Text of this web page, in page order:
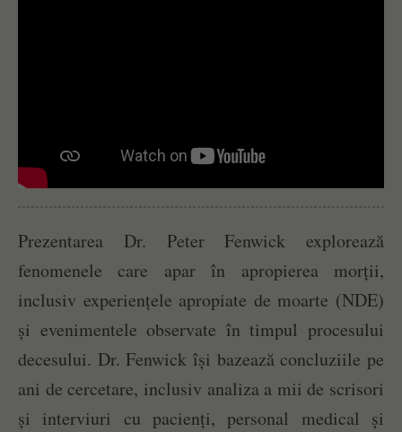
Prezentarea Dr. Peter Fenwick explorează
fenomenele care apar în apropierea morții,
inclusiv experiențele apropiate de moarte (NDE)
și evenimentele observate în timpul procesului
decesului. Dr. Fenwick își bazează concluziile pe
ani de cercetare, inclusiv analiza a mii de scrisori
și interviuri cu pacienți, personal medical și